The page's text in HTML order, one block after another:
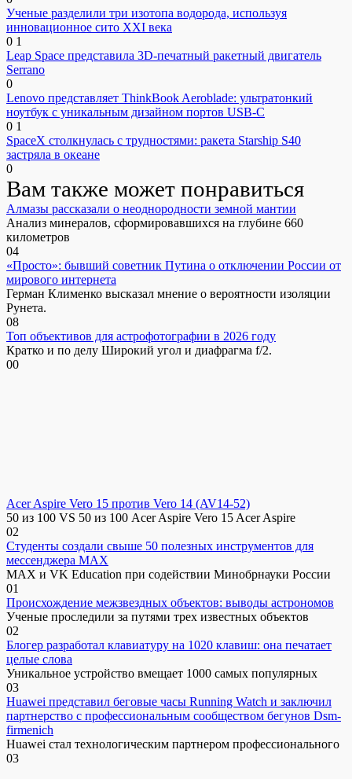
Ученые разделили три изотопа водорода, используя
инновационное сито XXI века
0 1
Leap Space представила 3D-печатный ракетный двигатель
Serrano
0
Lenovo представляет ThinkBook Aeroblade: ультратонкий
ноутбук с уникальным дизайном портов USB-C
0 1
SpaceX столкнулась с трудностями: ракета Starship S40
застряла в океане
0
Вам также может понравиться
Алмазы рассказали о неоднородности земной мантии
Анализ минералов, сформировавшихся на глубине 660
километров
04
«Просто»: бывший советник Путина о отключении России от
мирового интернета
Герман Клименко высказал мнение о вероятности изоляции
Рунета.
08
Топ объективов для астрофотографии в 2026 году
Кратко и по делу Широкий угол и диафрагма f/2.
00
Acer Aspire Vero 15 против Vero 14 (AV14-52)
50 из 100 VS 50 из 100 Acer Aspire Vero 15 Acer Aspire
02
Студенты создали свыше 50 полезных инструментов для
мессенджера MAX
MAX и VK Education при содействии Минобрнауки России
01
Происхождение межзвездных объектов: выводы астрономов
Ученые проследили за путями трех известных объектов
02
Блогер разработал клавиатуру на 1020 клавиш: она печатает
целые слова
Уникальное устройство вмещает 1000 самых популярных
03
Huawei представил беговые часы Running Watch и заключил
партнерство с профессиональным сообществом бегунов Dsm-
firmenich
Huawei стал технологическим партнером профессионального
03